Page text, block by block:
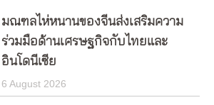
มณฑลไห่หนานของจีนส่งเสริมความ
ร่วมมือด้านเศรษฐกิจกับไทยและ
อินโดนีเซีย
6 August 2026